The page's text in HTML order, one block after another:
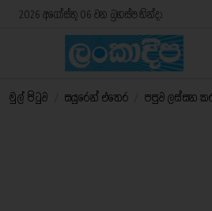
2026 අගෝස්තු 06 වන බ්‍රහස්පතින්දා
මුල් පිටුව සයුරෙන් එතෙර පපුව ලස්සන